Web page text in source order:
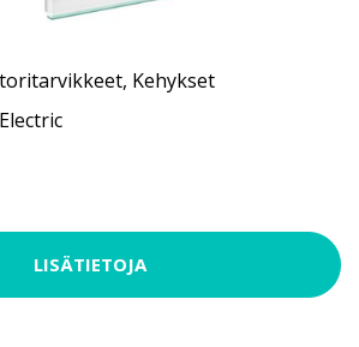
, Kehykset
LISÄTIETOJA